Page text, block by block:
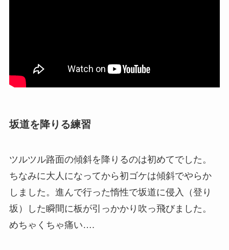
坂道を降りる練習
ツルツル路面の傾斜を降りるのは初めてでした。
ちなみに大人になってから初ゴケは傾斜でやらか
しました。進んで行った惰性で坂道に侵入（登り
坂）した瞬間に板が引っかかり吹っ飛びました。
めちゃくちゃ痛い….